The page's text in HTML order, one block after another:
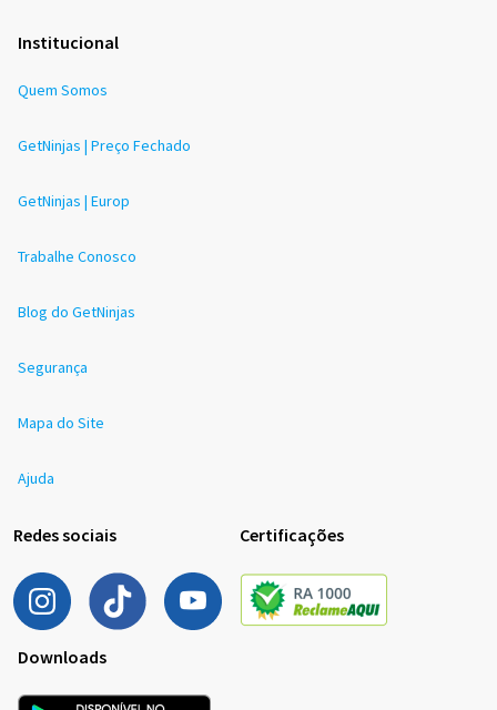
Institucional
Quem Somos
GetNinjas | Preço Fechado
GetNinjas | Europ
Trabalhe Conosco
Blog do GetNinjas
Segurança
Mapa do Site
Ajuda
Redes sociais Certificações
Downloads